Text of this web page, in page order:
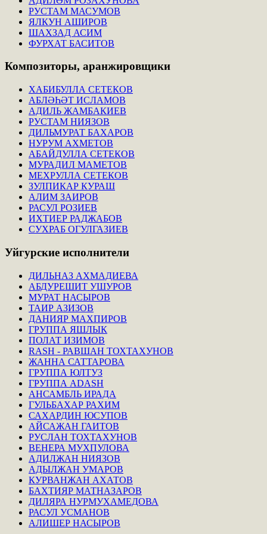
РУСТАМ МАСУМОВ
ЯЛКУН АШИРОВ
ШАХЗАД АСИМ
ФУРХАТ БАСИТОВ
Композиторы, аранжировщики
ХАБИБУЛЛА СЕТЕКОВ
АБЛӘҺӘТ ИСЛАМОВ
АДИЛЬ ЖАМБАКИЕВ
РУСТАМ НИЯЗОВ
ДИЛЬМУРАТ БАХАРОВ
НУРУМ АХМЕТОВ
АБАЙДУЛЛА СЕТЕКОВ
МУРАДИЛ МАМЕТОВ
МЕХРУЛЛА СЕТЕКОВ
ЗУЛПИКАР КУРАШ
АЛИМ ЗАИРОВ
РАСУЛ РОЗИЕВ
ИХТИЕР РАДЖАБОВ
СУХРАБ ОГУЛГАЗИЕВ
Уйгурские исполнители
ДИЛЬНАЗ АХМАДИЕВА
АБДУРЕШИТ УШУРОВ
МУРАТ НАСЫРОВ
ТАИР АЗИЗОВ
ДАНИЯР МАХПИРОВ
ГРУППА ЯШЛЫК
ПОЛАТ ИЗИМОВ
RASH - РАВШАН ТОХТАХУНОВ
ЖАННА САТТАРОВА
ГРУППА ЮЛТУЗ
ГРУППА ADASH
АНСАМБЛЬ ИРАДА
ГУЛЬБАХАР РАХИМ
САХАРДИН ЮСУПОВ
АЙСАЖАН ГАИТОВ
РУСЛАН ТОХТАХУНОВ
ВЕНЕРА МУХПУЛОВА
АДИЛЖАН НИЯЗОВ
АДЫЛЖАН УМАРОВ
КУРВАНЖАН АХАТОВ
БАХТИЯР МАТНАЗАРОВ
ДИЛЯРА НУРМУХАМЕДОВА
РАСУЛ УСМАНОВ
АЛИШЕР НАСЫРОВ